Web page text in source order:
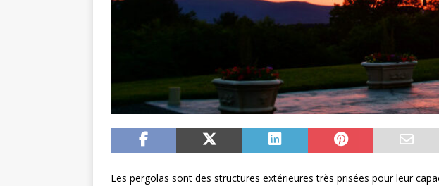
Les pergolas sont des structures extérieures très prisées pour leur